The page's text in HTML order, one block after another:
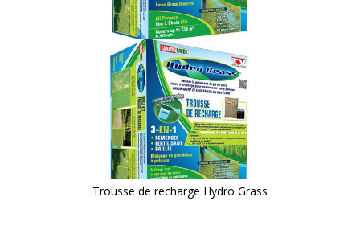
Trousse de recharge Hydro Grass